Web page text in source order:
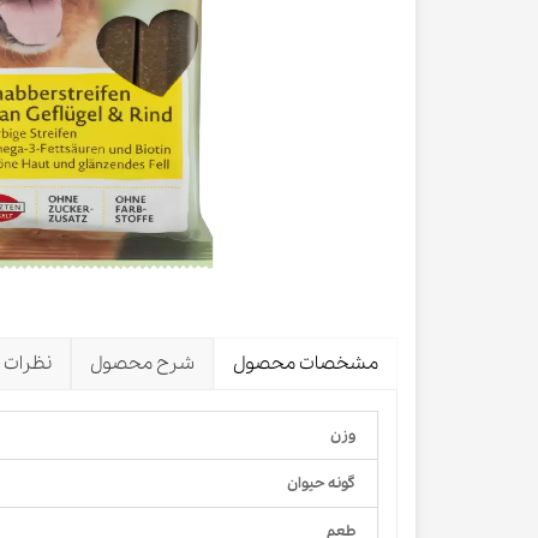
ظرف آب
اسکرچر
شیشه
لباس و
لباس
مشخصات محصول شرح محصول نظرات
وزن
گونه حیوان
طعم